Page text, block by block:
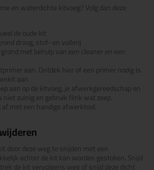
en waterdichte kitvoeg? Volg dan deze
de oude kit
droog, stof- en vuilvrij
met behulp van een cleaner en een
aan. Ontdek hier of een primer nodig is.
aan
aan op de kitvoeg, je afwerkgereedschap en
niet zuinig en gebruik flink wat zeep.
met een handige afwerktool.
door deze weg te snijden met een
achter de kit kan worden gestoken. Snijd
de kit vervolgens weg of snijd deze dicht